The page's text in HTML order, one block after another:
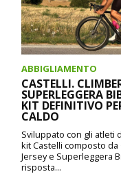
ABBIGLIAMENTO
CASTELLI.
SUPERLEGGERA
KIT DEFINITIVO
CALDO
Sviluppato con gli atleti
kit Castelli composto da
Jersey e Superleggera
risposta...